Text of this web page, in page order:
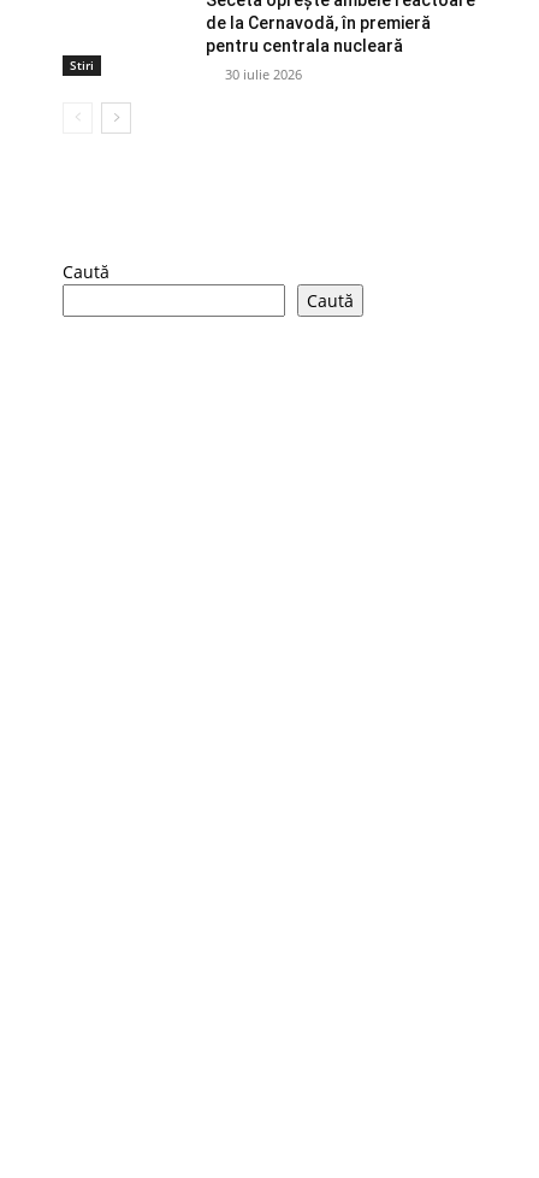
Stiri
de la Cernavodă, în premieră
pentru centrala nucleară
30 iulie 2026
Caută
Caută